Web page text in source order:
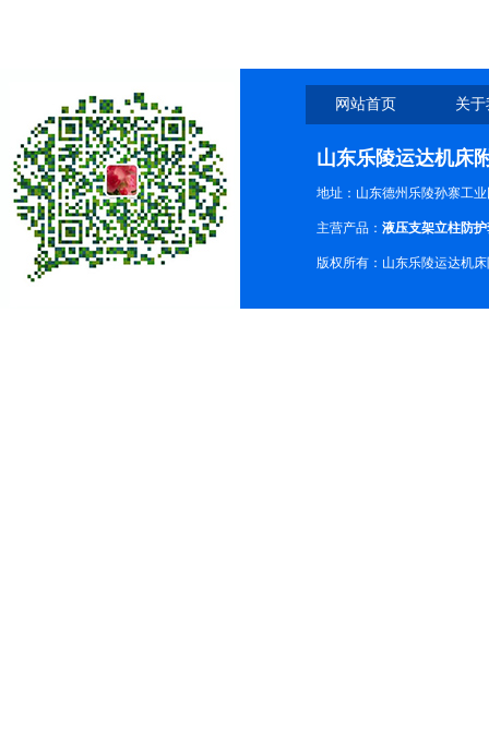
网站首页 关
山东乐陵运达机床
地址：山东德州乐陵孙寨工
主营产品： 液压支架立柱防
版权所有：山东乐陵运达机